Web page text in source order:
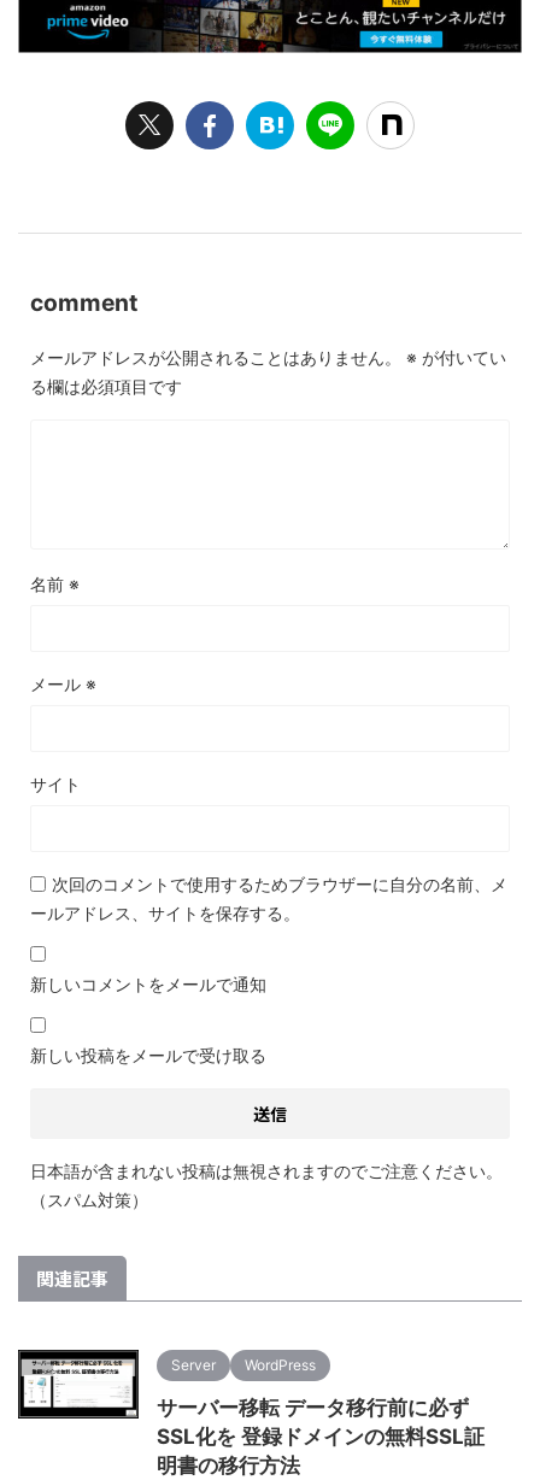
comment
メールアドレスが公開されることはありません。 ※ が付いてい
る欄は必須項目です
名前 ※
メール ※
サイト
次回のコメントで使用するためブラウザーに自分の名前、メ
ールアドレス、サイトを保存する。
新しいコメントをメールで通知
新しい投稿をメールで受け取る
日本語が含まれない投稿は無視されますのでご注意ください。
（スパム対策）
関連記事
Server WordPress
サーバー移転 データ移行前に必ず
SSL化を 登録ドメインの無料SSL証
明書の移行方法